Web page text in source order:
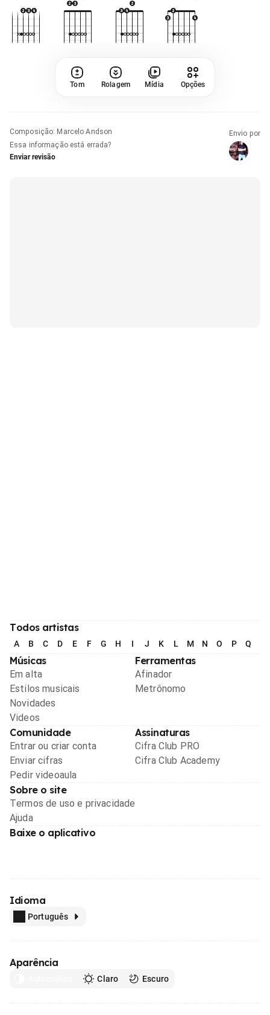
Tom Rolagem Mídia Opções
Composição: Marcelo Andson
Essa informação está errada?
Enviar revisão
Envio por
Todos artistas
A B C D E F G H I J K L M N O P Q
Músicas
Em alta
Estilos musicais
Novidades
Videos
Ferramentas
Afinador
Metrônomo
Comunidade
Entrar ou criar conta
Enviar cifras
Pedir videoaula
Assinaturas
Cifra Club PRO
Cifra Club Academy
Sobre o site
Termos de uso e privacidade
Ajuda
Baixe o aplicativo
Idioma
Português
Aparência
Claro Escuro